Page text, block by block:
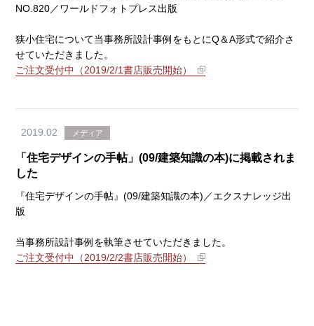
NO.820／ワールドフォトプレス出版
狭小住宅について当事務所設計事例をもとにQ＆A形式で紹介さ
せていただきました。
ご注文受付中（2019/2/1書店販売開始）
2019.02 メディア
「住宅デザインの手帖」(09/建築知識の本)に掲載されま
した
『住宅デザインの手帖』(09/建築知識の本)／エクスナレッジ出
版
当事務所設計事例を執筆させていただきました。
ご注文受付中（2019/2/2書店販売開始）